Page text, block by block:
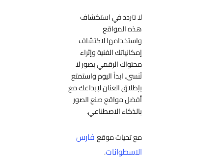
لا تتردد في استكشاف
هذه المواقع
واستخدامها لاكتشاف
إمكانياتك الفنية وإثراء
محتواك الرقمي بصور لا
تُنسى. ابدأ اليوم واستمتع
بإطلاق العنان لإبداعك مع
أفضل مواقع صنع الصور
بالذكاء الاصطناعي.
مع تحيات موقعفارس
الاسطوانات.